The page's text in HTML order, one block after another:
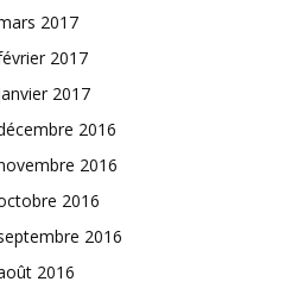
2017
2017
2017
2016
2016
2016
2016
2016